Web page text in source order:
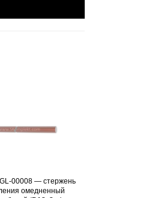
Подробнее
00008 — стержень
омедненный